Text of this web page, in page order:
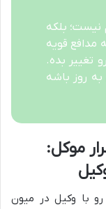
نیست؛ بلکه
مدافع قویه
تغییر بده.
روز باشه
موکل:
رو با وکیل در میون